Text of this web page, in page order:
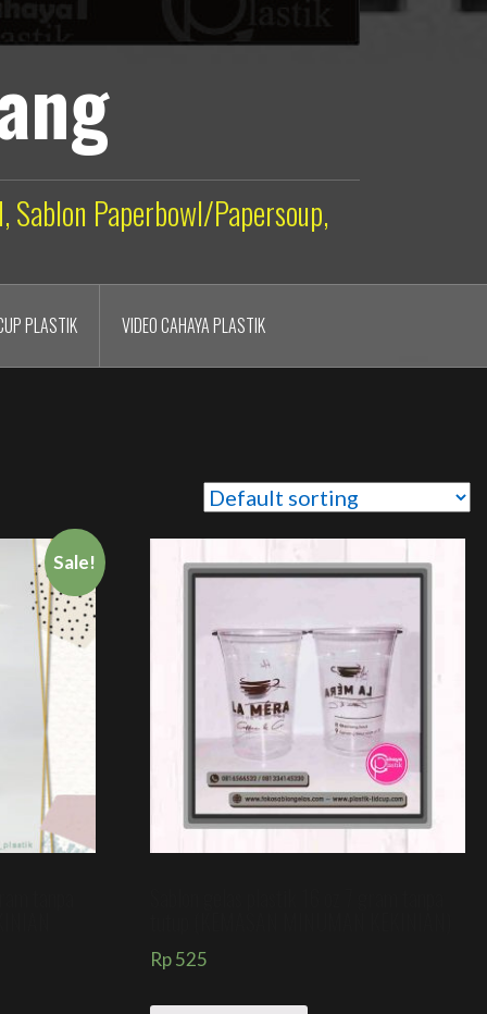
Paperbowl/Papersoup,
PLASTIK VIDEO CAHAYA PLASTIK
Sale!
Rp525